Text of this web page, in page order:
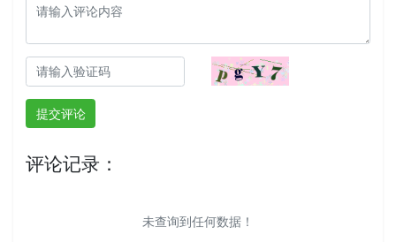
提交评论
评论记录：
未查询到任何数据！